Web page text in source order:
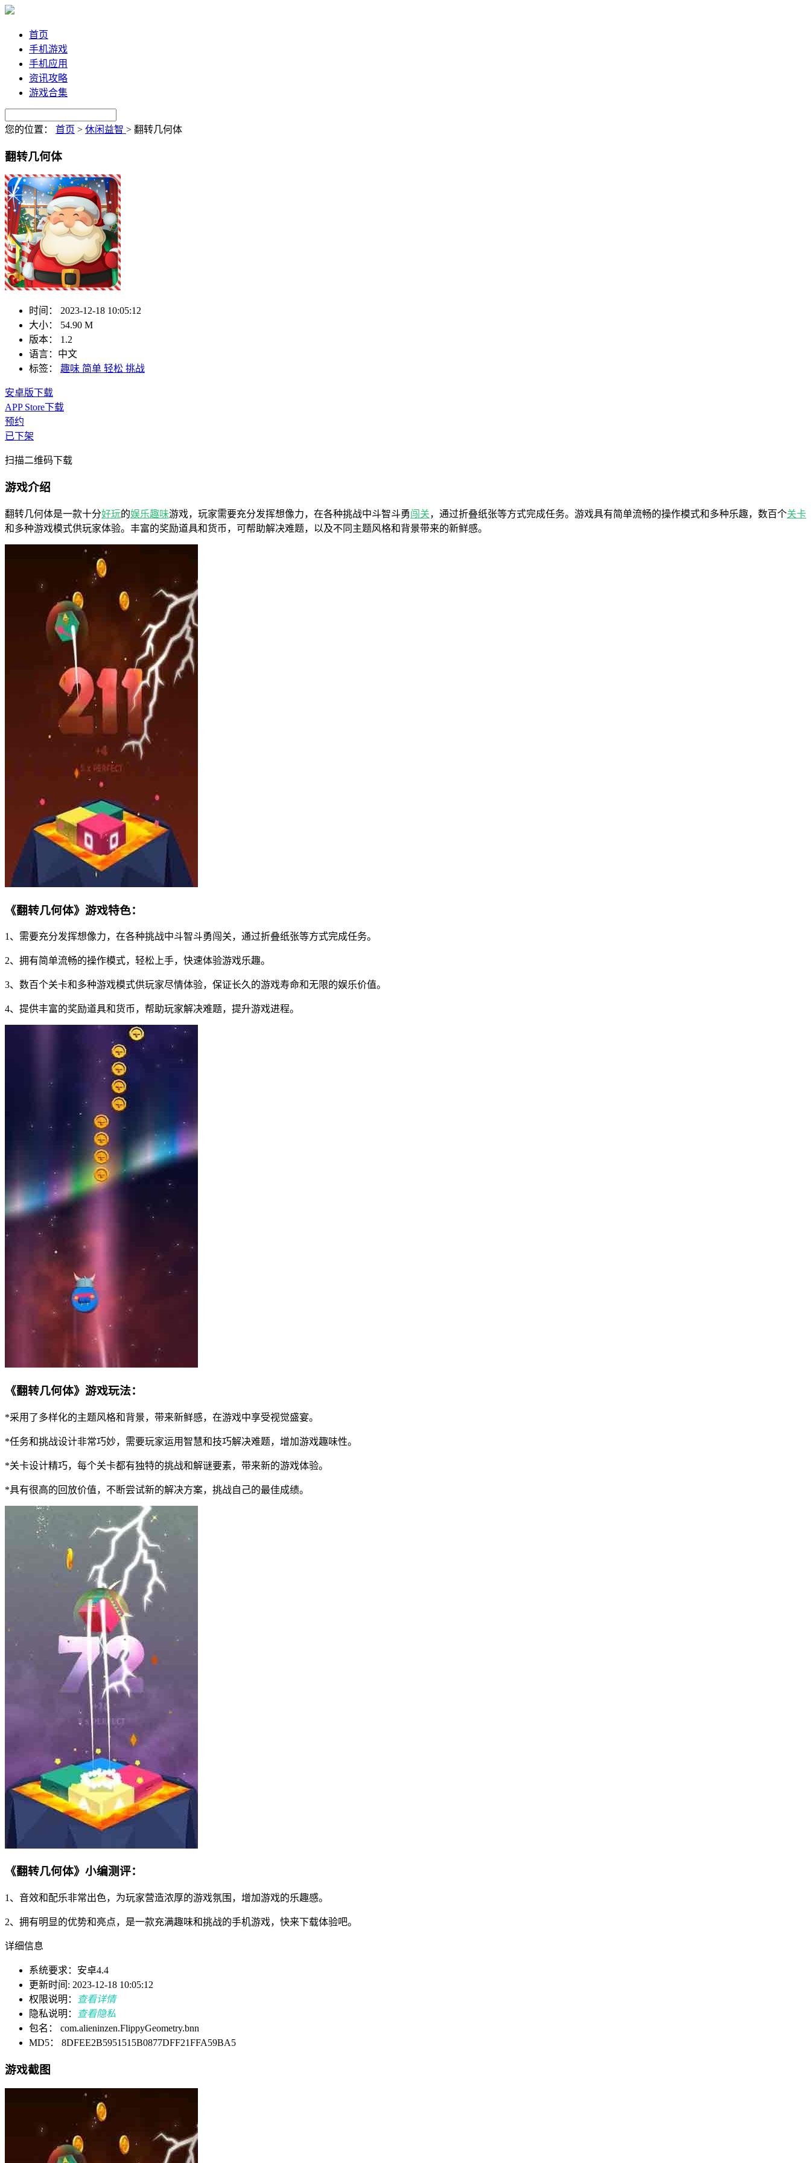
首页
手机游戏
手机应用
资讯攻略
游戏合集
您的位置： 首页 > 休闲益智 > 翻转几何体
翻转几何体
时间：
2023-12-18 10:05:12
大小：
54.90 M
版本：
1.2
语言： 中文
标签：
趣味 简单 轻松 挑战
安卓版下载
APP Store下载
预约
已下架
扫描二维码下载
游戏介绍
翻转几何体是一款十分好玩的娱乐趣味游戏，玩家需要充分发挥想像力，在各种挑战中斗智斗勇闯关，通过折叠纸张等方式完成任务。游戏具有简单流畅的操作模式和多种乐趣，数百个关卡
和多种游戏模式供玩家体验。丰富的奖励道具和货币，可帮助解决难题，以及不同主题风格和背景带来的新鲜感。
《翻转几何体》游戏特色：
1、需要充分发挥想像力，在各种挑战中斗智斗勇闯关，通过折叠纸张等方式完成任务。
2、拥有简单流畅的操作模式，轻松上手，快速体验游戏乐趣。
3、数百个关卡和多种游戏模式供玩家尽情体验，保证长久的游戏寿命和无限的娱乐价值。
4、提供丰富的奖励道具和货币，帮助玩家解决难题，提升游戏进程。
《翻转几何体》游戏玩法：
*采用了多样化的主题风格和背景，带来新鲜感，在游戏中享受视觉盛宴。
*任务和挑战设计非常巧妙，需要玩家运用智慧和技巧解决难题，增加游戏趣味性。
*关卡设计精巧，每个关卡都有独特的挑战和解谜要素，带来新的游戏体验。
*具有很高的回放价值，不断尝试新的解决方案，挑战自己的最佳成绩。
《翻转几何体》小编测评：
1、音效和配乐非常出色，为玩家营造浓厚的游戏氛围，增加游戏的乐趣感。
2、拥有明显的优势和亮点，是一款充满趣味和挑战的手机游戏，快来下载体验吧。
详细信息
系统要求：安卓4.4
更新时间: 2023-12-18 10:05:12
权限说明：
查看详情
隐私说明：
查看隐私
包名： com.alieninzen.FlippyGeometry.bnn
MD5： 8DFEE2B5951515B0877DFF21FFA59BA5
游戏截图